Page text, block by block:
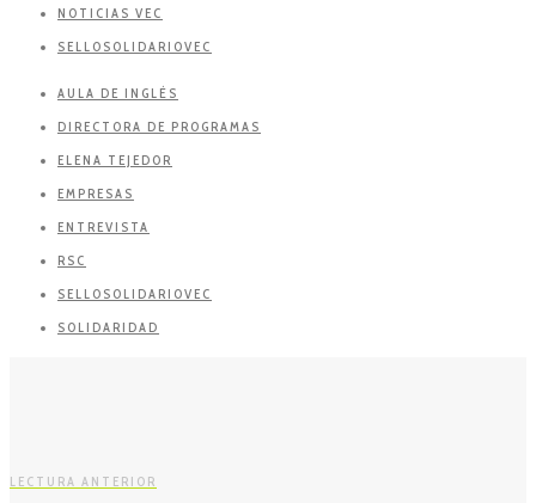
NOTICIAS VEC
SELLOSOLIDARIOVEC
AULA DE INGLÉS
DIRECTORA DE PROGRAMAS
ELENA TEJEDOR
EMPRESAS
ENTREVISTA
RSC
SELLOSOLIDARIOVEC
SOLIDARIDAD
LECTURA ANTERIOR